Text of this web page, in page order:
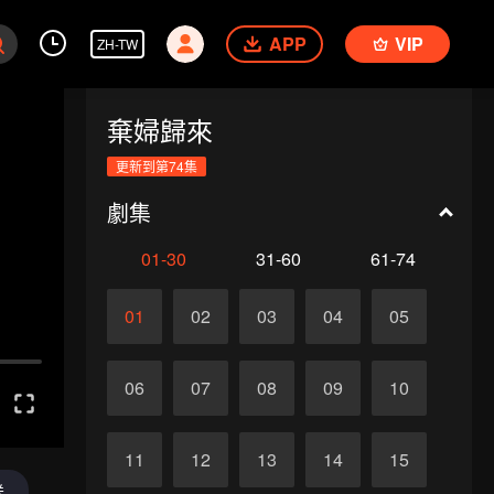
ZH-TW APP VIP
棄婦歸來
更新到第74集
劇集
01-30 31-60 61-74
01 02 03 04 05
06 07 08 09 10
11 12 13 14 15